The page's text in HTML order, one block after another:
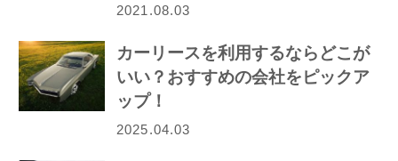
2021.08.03
カーリースを利用するならどこが
いい？おすすめの会社をピックア
ップ！
2025.04.03